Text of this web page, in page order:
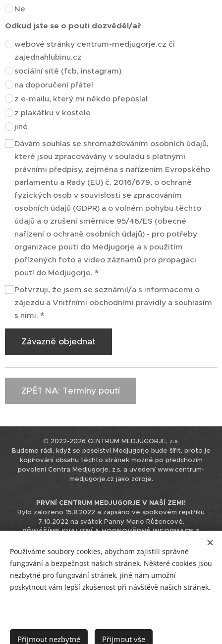
Ne
Odkud jste se o pouti dozvěděl/a?
webové stránky centrum-medjugorje.cz či
zajednahlubinu.cz
sociální sítě (fcb, instagram)
na doporučení přátel
z e-mailu, který mi někdo přeposlal
z plakátku v kostele
jiné
Dávám souhlas se shromažďováním osobních údajů,
které jsou zpracovávány v souladu s platnými
právními předpisy, zejména s nařízením Evropského
parlamentu a Rady (EU) č. 2016/679, o ochraně
fyzických osob v souvislosti se zpracováním
osobních údajů (GDPR) a o volném pohybu těchto
údajů a o zrušení směrnice 95/46/ES (obecné
nařízení o ochraně osobních údajů) - pro potřeby
organizace pouti do Medjugorje a s použitím
pořízených foto a video záznamů pro propagaci
poutí do Medjugorje.
Potvrzuji, že jsem se seznámil/a s informacemi o
zájezdu a Vnitřními obchodními pravidly a souhlasím
s nimi.
Závazně objednat
ZPĚT NA: Termíny poutí
© 2022-2026 CENTRUM MEDJUGORJE, z.s.
Budeme rádi, když se poselství Medjugorje bude šířit, proto je
kopírování obsahu těchto stránek možné po předchozím
povolení Centra Medjugorje, z.s. a uvedení www.centrum-
medjugorje.cz jako zdroje.
PRVNÍ CENTRUM MEDJUGORJE V NAŠÍ ZEMI!
Bylo založeno 15.8.2022 a zapsáno ve spolkovém rejstříku
7.10.2022 na svátek Panny Marie Růžencové.
PŘINÁŠÍME KVALITNÍ A HODNOVĚRNÉ INFORMACE Z
Tyto informace čerpáme přímo z originálního
zdroje v chorvatštině, nepoužíváme k tomu podklady již
přeložené do jiných jazyků, čímž eliminujeme možnost zkreslení
informace při překládání překladu.
IČO 17544866 / +420 723 230 310 / info@centrum-medjugorje.cz
Facebook/Instagram /YouTube
GDPR
Používáme soubory cookies, abychom zajistili správné
fungování a bezpečnost našich stránek. Některé cookies jsou
nezbytné pro fungování stránek, jiné nám umožní
poskytnout vám lepší zkušenost při návštěvě našich stránek.
Přijmout nezbytné Přijmout vše